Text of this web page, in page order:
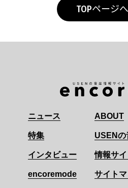
TOPページ
ニュース
特集
インタビュー
encoremode
ABOUT
USENの
情報サイ
サイト